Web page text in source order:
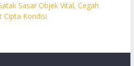
Sasar Objek Vital, Cegah
Cipta Kondisi